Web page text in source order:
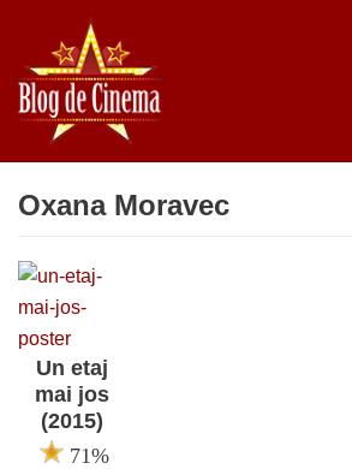
Sari
la
conținut
Oxana Moravec
Un etaj
mai jos
(2015)
71%